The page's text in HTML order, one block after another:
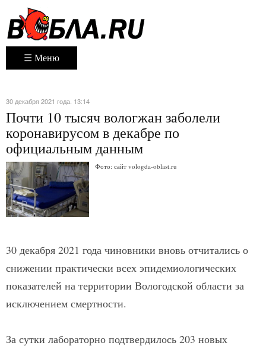
☰ Меню
30 декабря 2021 года. 13:14
Почти 10 тысяч вологжан заболели
коронавирусом в декабре по
официальным данным
Фото: сайт vologda-oblast.ru
30 декабря 2021 года чиновники вновь отчитались о
снижении практически всех эпидемиологических
показателей на территории Вологодской области за
исключением смертности.
За сутки лабораторно подтвердилось 203 новых